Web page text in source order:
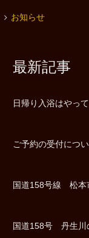
お知らせ
最新記事
日帰り入浴はやっ
ご予約の受付につ
国道158号線 松本
国道158号 丹生川